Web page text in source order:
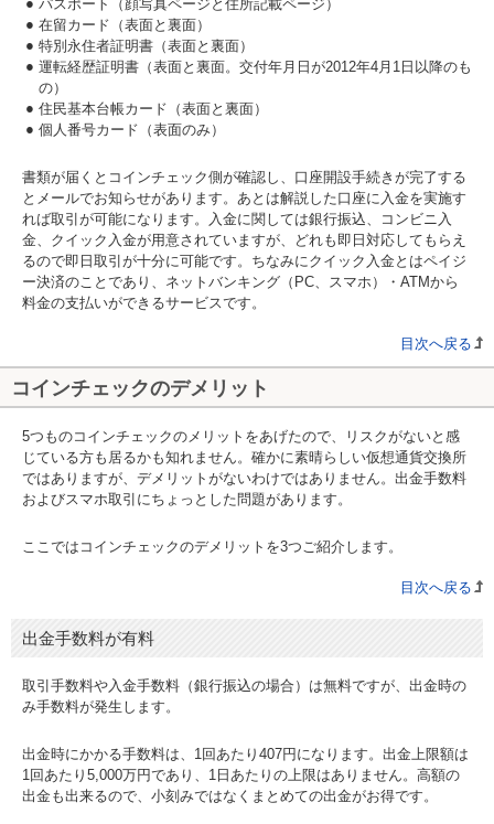
パスポート（顔写真ページと住所記載ページ）
在留カード（表面と裏面）
特別永住者証明書（表面と裏面）
運転経歴証明書（表面と裏面。交付年月日が2012年4月1日以降のも
の）
住民基本台帳カード（表面と裏面）
個人番号カード（表面のみ）
書類が届くとコインチェック側が確認し、口座開設手続きが完了する
とメールでお知らせがあります。あとは解説した口座に入金を実施す
れば取引が可能になります。入金に関しては銀行振込、コンビニ入
金、クイック入金が用意されていますが、どれも即日対応してもらえ
るので即日取引が十分に可能です。ちなみにクイック入金とはペイジ
ー決済のことであり、ネットバンキング（PC、スマホ）・ATMから
料金の支払いができるサービスです。
目次へ戻る
コインチェックのデメリット
5つものコインチェックのメリットをあげたので、リスクがないと感
じている方も居るかも知れません。確かに素晴らしい仮想通貨交換所
ではありますが、デメリットがないわけではありません。出金手数料
およびスマホ取引にちょっとした問題があります。
ここではコインチェックのデメリットを3つご紹介します。
目次へ戻る
出金手数料が有料
取引手数料や入金手数料（銀行振込の場合）は無料ですが、出金時の
み手数料が発生します。
出金時にかかる手数料は、1回あたり407円になります。出金上限額は
1回あたり5,000万円であり、1日あたりの上限はありません。高額の
出金も出来るので、小刻みではなくまとめての出金がお得です。